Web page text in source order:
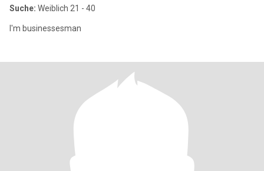
Suche: Weiblich 21 - 40
I'm businessesman